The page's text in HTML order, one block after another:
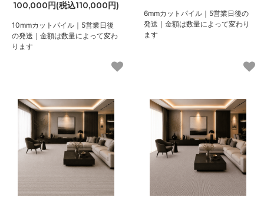
100,000円(税込110,000円)
10mmカットパイル｜5営業日後
の発送｜金額は数量によって変わ
ります
6mmカットパイル｜5営業日後の
発送｜金額は数量によって変わり
ます